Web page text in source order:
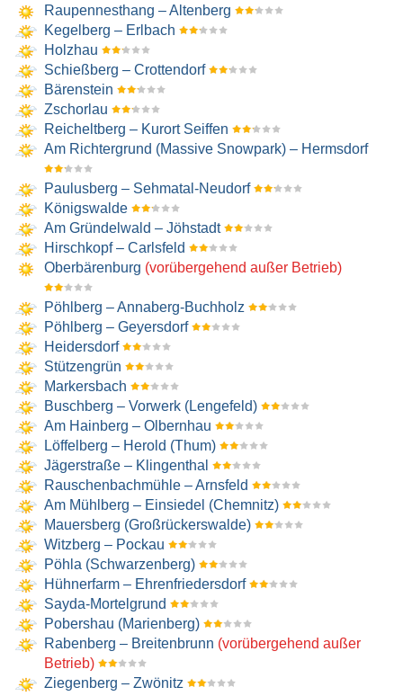
Raupennesthang – Altenberg
Kegelberg – Erlbach
Holzhau
Schießberg – Crottendorf
Bärenstein
Zschorlau
Reicheltberg – Kurort Seiffen
Am Richtergrund (Massive Snowpark) – Hermsdorf
Paulusberg – Sehmatal-Neudorf
Königswalde
Am Gründelwald – Jöhstadt
Hirschkopf – Carlsfeld
Oberbärenburg (vorübergehend außer Betrieb)
Pöhlberg – Annaberg-Buchholz
Pöhlberg – Geyersdorf
Heidersdorf
Stützengrün
Markersbach
Buschberg – Vorwerk (Lengefeld)
Am Hainberg – Olbernhau
Löffelberg – Herold (Thum)
Jägerstraße – Klingenthal
Rauschenbachmühle – Arnsfeld
Am Mühlberg – Einsiedel (Chemnitz)
Mauersberg (Großrückerswalde)
Witzberg – Pockau
Pöhla (Schwarzenberg)
Hühnerfarm – Ehrenfriedersdorf
Sayda-Mortelgrund
Pobershau (Marienberg)
Rabenberg – Breitenbrunn (vorübergehend außer
Betrieb)
Ziegenberg – Zwönitz